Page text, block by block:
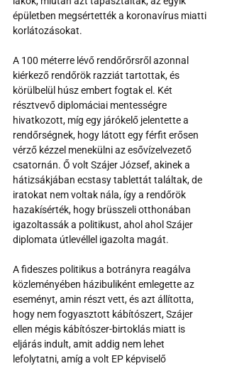
épületben megsértették a koronavírus miatti
korlátozásokat.
A 100 méterre lévő rendőrőrsről azonnal
kiérkező rendőrök razziát tartottak, és
körülbelül húsz embert fogtak el. Két
résztvevő diplomáciai mentességre
hivatkozott, míg egy járókelő jelentette a
rendőrségnek, hogy látott egy férfit erősen
vérző kézzel menekülni az esővízelvezető
csatornán. Ő volt Szájer József, akinek a
hátizsákjában ecstasy tablettát találtak, de
iratokat nem voltak nála, így a rendőrök
hazakísérték, hogy brüsszeli otthonában
igazoltassák a politikust, ahol ahol Szájer
diplomata útlevéllel igazolta magát.
A fideszes politikus a botrányra reagálva
közleményében házibuliként emlegette az
eseményt, amin részt vett, és azt állította,
hogy nem fogyasztott kábítószert, Szájer
ellen mégis kábítószer-birtoklás miatt is
eljárás indult, amit addig nem lehet
lefolytatni, amíg a volt EP képviselő